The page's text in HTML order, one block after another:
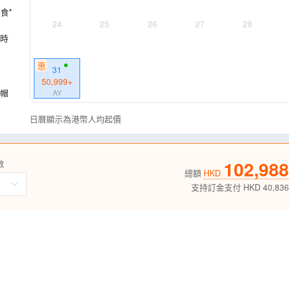
*
點
24 25 26 27 28
惠
31
50,999+
AY
日曆顯示為港幣人均起價
總額 HKD 102,988
支持訂金支付 HKD 40,836